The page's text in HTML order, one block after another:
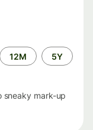
12M 5Y
sneaky mark-up